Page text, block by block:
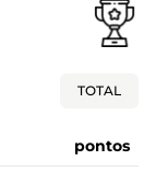
TOTAL
pontos